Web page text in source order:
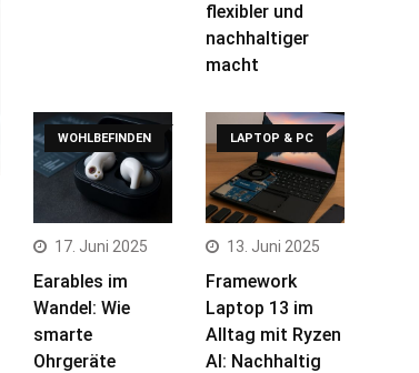
flexibler und
nachhaltiger
macht
WOHLBEFINDEN
17. Juni 2025
Earables im
Wandel: Wie
smarte
Ohrgeräte
LAPTOP & PC
13. Juni 2025
Framework
Laptop 13 im
Alltag mit Ryzen
AI: Nachhaltig